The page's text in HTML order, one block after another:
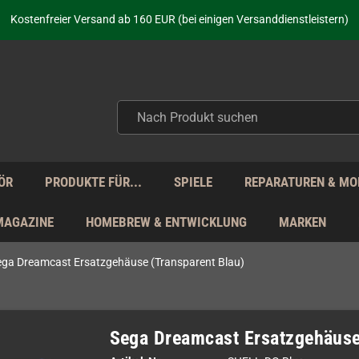
Kostenfreier Versand ab 160 EUR (bei einigen Versanddienstleistern)
Seit über 20 Jahren Deine Anlaufstelle für neue Retro-Hardware!
Täglicher Versand Mo - Fr aus Deutschland - zollfrei innerhalb der EU!
PRODUKTE FÜR... SPIELE REPARATUREN &
HOMEBREW & ENTWICKLUNG MARKEN
Dreamcast Ersatzgehäuse (Transparent Blau)
Sega Dreamcast